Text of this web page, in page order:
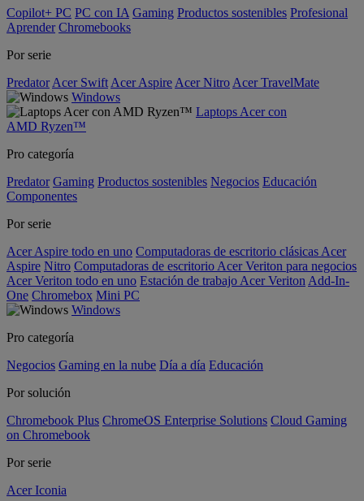
Copilot+ PC PC con IA Gaming Productos sostenibles Profesional
Aprender Chromebooks
Por serie
Predator Acer Swift Acer Aspire Acer Nitro Acer TravelMate
Windows
Laptops Acer con
AMD Ryzen™
Pro categoría
Predator Gaming Productos sostenibles Negocios Educación
Componentes
Por serie
Acer Aspire todo en uno Computadoras de escritorio clásicas Acer
Aspire Nitro Computadoras de escritorio Acer Veriton para negocios
Acer Veriton todo en uno Estación de trabajo Acer Veriton Add-In-
One Chromebox Mini PC
Windows
Pro categoría
Negocios Gaming en la nube Día a día Educación
Por solución
Chromebook Plus ChromeOS Enterprise Solutions Cloud Gaming
on Chromebook
Por serie
Acer Iconia